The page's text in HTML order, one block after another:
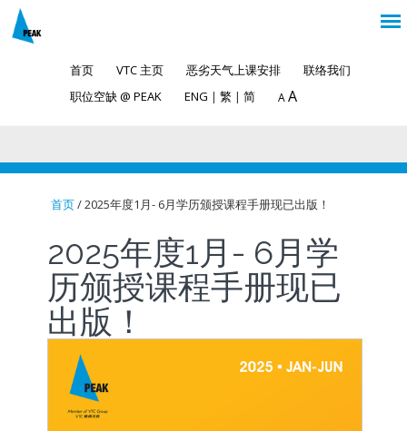
首页 VTC 主页 恶劣天气上课安排
联络我们
职位空缺 @ PEAK
ENG | 繁 | 简 A A
You are here
首页/ 2025年度1月- 6月学历颁授课程手册现已出版！
2025年度1月- 6月学
历颁授课程手册现已
出版！